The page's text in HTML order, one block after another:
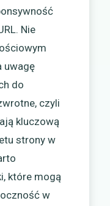
Nie
uwagę
do
czyli
kluczową
strony w
które mogą
w